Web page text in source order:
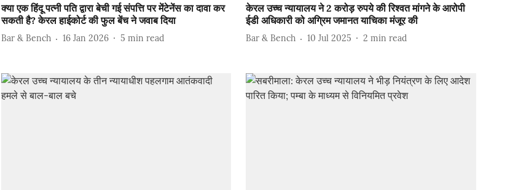
क्या एक हिंदू पत्नी पति द्वारा बेची गई संपत्ति पर मेंटेनेंस का दावा कर
सकती है? केरल हाईकोर्ट की फुल बेंच ने जवाब दिया
Bar & Bench 16 Jan 2026 5 min read
केरल उच्च न्यायालय ने 2 करोड़ रुपये की रिश्वत मांगने के आरोपी
ईडी अधिकारी को अग्रिम जमानत याचिका मंजूर की
Bar & Bench 10 Jul 2025 2 min read